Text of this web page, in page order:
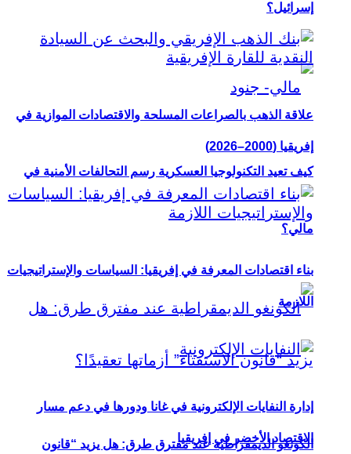
إسرائيل؟
كيف تعيد التكنولوجيا العسكرية رسم التحالفات الأمنية في
مالي؟
الكونغو الديمقراطية عند مفترق طرق: هل يزيد “قانون
علاقة الذهب بالصراعات المسلحة والاقتصادات الموازية في
إفريقيا (2000–2026)
بناء اقتصادات المعرفة في إفريقيا: السياسات والإستراتيجيات
اللازمة
إدارة النفايات الإلكترونية في غانا ودورها في دعم مسار
الاقتصاد الأخضر في إفريقيا